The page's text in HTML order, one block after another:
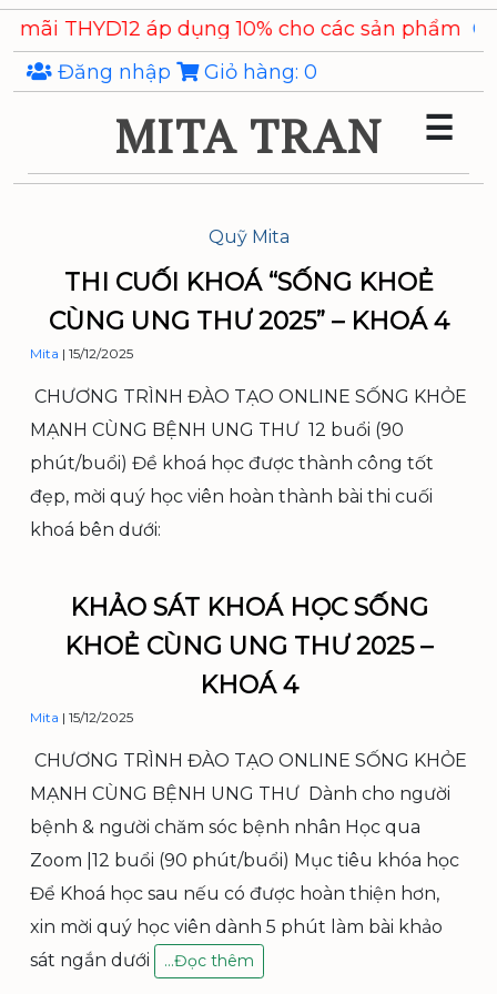
Skip
to
the
content
10% cho các sản phẩmChiết xuất Ý Dĩ
Đăng nhập
Giỏ hàng: 0
MITA TRAN ☰
Quỹ Mita
THI CUỐI KHOÁ “SỐNG KHOẺ
CÙNG UNG THƯ 2025” – KHOÁ 4
Mita | 15/12/2025
CHƯƠNG TRÌNH ĐÀO TẠO ONLINE SỐNG KHỎE
MẠNH CÙNG BỆNH UNG THƯ 12 buổi (90
phút/buổi) Đề khoá học được thành công tốt
đẹp, mời quý học viên hoàn thành bài thi cuối
khoá bên dưới:
KHẢO SÁT KHOÁ HỌC SỐNG
KHOẺ CÙNG UNG THƯ 2025 –
KHOÁ 4
Mita | 15/12/2025
CHƯƠNG TRÌNH ĐÀO TẠO ONLINE SỐNG KHỎE
MẠNH CÙNG BỆNH UNG THƯ Dành cho người
bệnh & người chăm sóc bệnh nhân Học qua
Zoom |12 buổi (90 phút/buổi) Mục tiêu khóa học
Để Khoá học sau nếu có được hoàn thiện hơn,
xin mời quý học viên dành 5 phút làm bài khảo
sát ngắn dưới
…K
h
Đọc thêm